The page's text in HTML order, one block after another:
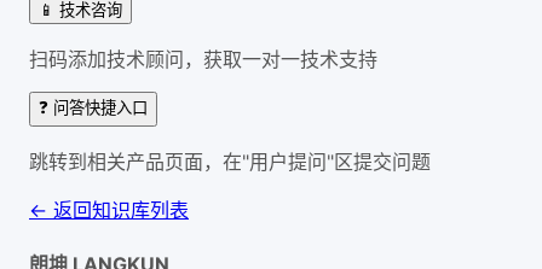
📱 技术咨询
扫码添加技术顾问，获取一对一技术支持
❓ 问答快捷入口
跳转到相关产品页面，在"用户提问"区提交问题
← 返回知识库列表